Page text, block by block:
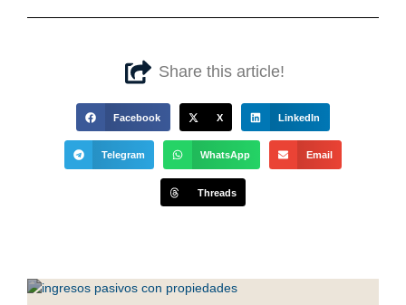
Share this article!
Facebook X LinkedIn
Telegram WhatsApp Email
Threads